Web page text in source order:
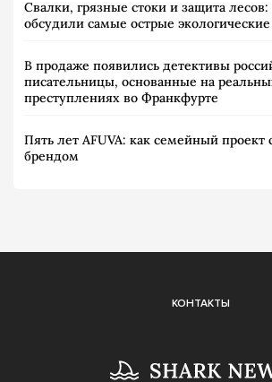
Свалки, грязные стоки и защита
обсудили самые острые
В продаже появились детективы
писательницы, основанные на
преступлениях во Франкфурте
Пять лет AFUVA: как семейный проект
брендом
КОНТАКТЫ